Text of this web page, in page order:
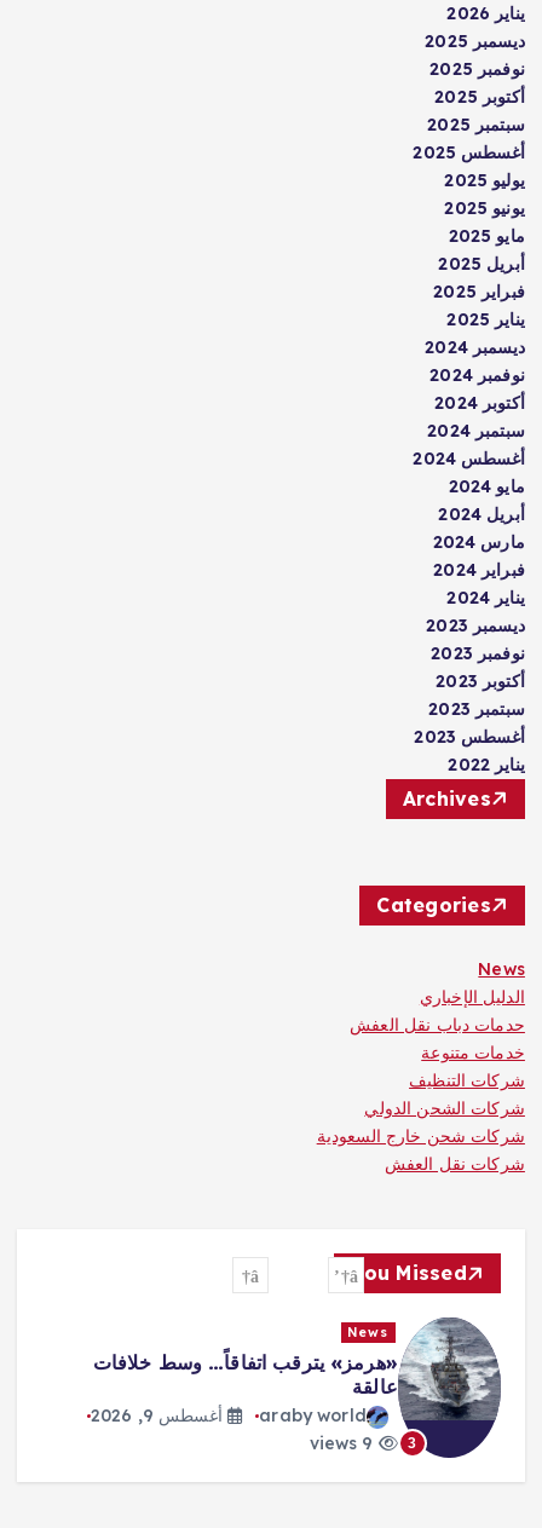
يناير 2026
ديسمبر 2025
نوفمبر 2025
أكتوبر 2025
سبتمبر 2025
أغسطس 2025
يوليو 2025
يونيو 2025
مايو 2025
أبريل 2025
فبراير 2025
يناير 2025
ديسمبر 2024
نوفمبر 2024
أكتوبر 2024
سبتمبر 2024
أغسطس 2024
مايو 2024
أبريل 2024
مارس 2024
فبراير 2024
يناير 2024
ديسمبر 2023
نوفمبر 2023
أكتوبر 2023
سبتمبر 2023
أغسطس 2023
يناير 2022
Archives
Categories
News
الدليل الإخباري
حدمات دباب نقل العفش
خدمات متنوعة
شركات التنظيف
شركات الشحن الدولي
شركات شحن خارج السعودية
شركات نقل العفش
You Missed
4
News
مونديال الرياضات الإلكترونية: «كوايشو
غيمينغ» ينتزع لقب «أونر أوف كينغز»
araby world
أغسطس 9, 2026
10 views